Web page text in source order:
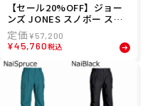
【セール20%OFF】ジョー
ンズ JONES スノボー スノ
ボ スノーボード ウェア ジャ
ケット マウンテン サーフ ト
ゥイーカー リサイクルド ジ
ャケット MTN Surf Tweak
er Recycled Jacket 69125
301 メンズ 男性 25-26
¥57,200
¥45,760税込